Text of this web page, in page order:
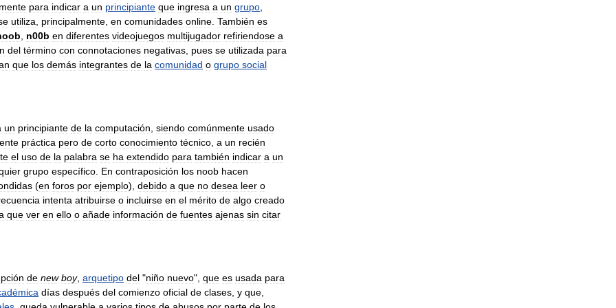
para indicar a un principiante que ingresa a un grupo
utiliza principalmente en comunidades online También es
n00b en diferentes videojuegos multijugador refiriendose a
del término con connotaciones negativas pues se utilizada para
que los demás integrantes de la comunidad o grupo social
un principiante de la computación siendo comúnmente usado
práctica pero de corto conocimiento técnico a un recién
el uso de la palabra se ha extendido para también indicar a un
grupo específico En contraposición los noob hacen
(en foros por ejemplo), debido a que no desea leer o
intenta atribuirse o incluirse en el mérito de algo creado
que ver en ello o añade información de fuentes ajenas sin citar
de new boy, arquetipo del "niño nuevo", que es usada para
días después del comienzo oficial de clases y que